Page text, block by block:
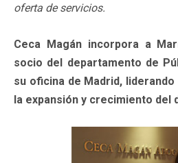
oferta de servicios.
Ceca Magán incorpora a
socio del departamento de
su oficina de Madrid,
la expansión y crecimiento del